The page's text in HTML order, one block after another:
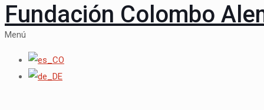
Fundación Colombo
Menú